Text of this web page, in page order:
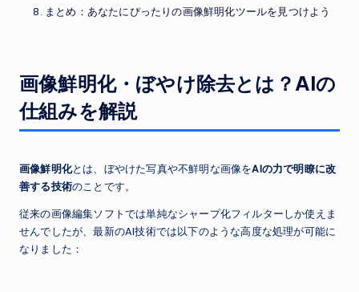
まとめ：あなたにぴったりの画像鮮明化ツールを見つけよう
画像鮮明化・ぼやけ除去とは？AIの
仕組みを解説
画像鮮明化とは、ぼやけた写真や不鮮明な画像をAIの力で明瞭に改
善する技術のことです。
従来の画像編集ソフトでは単純なシャープ化フィルターしか使えま
せんでしたが、最新のAI技術では以下のような高度な処理が可能に
なりました：